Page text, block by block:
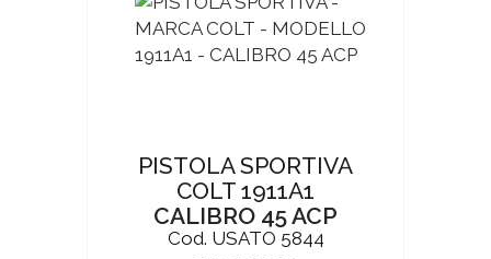
PISTOLA SPORTIVA
COLT 1911A1
CALIBRO 45 ACP
Cod. USATO 5844